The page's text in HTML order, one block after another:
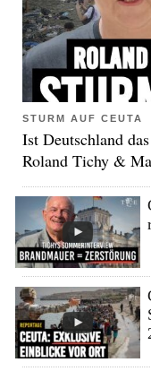
STURM AUF CEUTA
Ist Deutschland
Roland Tichy &